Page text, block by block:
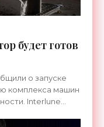
будет готов
о запуске
комплекса машин
Interlune